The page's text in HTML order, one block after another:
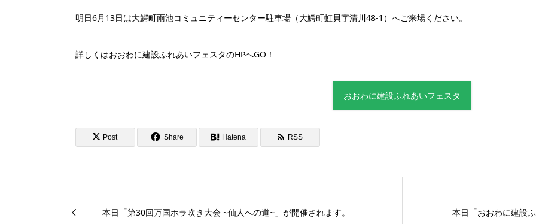
明日6月13日は大鰐町雨池コミュニティーセンター駐車場（大鰐町虹貝字清川48‐1）へご来場ください。
詳しくはおおわに建設ふれあいフェスタのHPへGO！
おおわに建設ふれあいフェスタ
Post Share Hatena RSS
本日「第30回万国ホラ吹き大会 ~仙人への道~」が開催されます。 本日「おおわに建設